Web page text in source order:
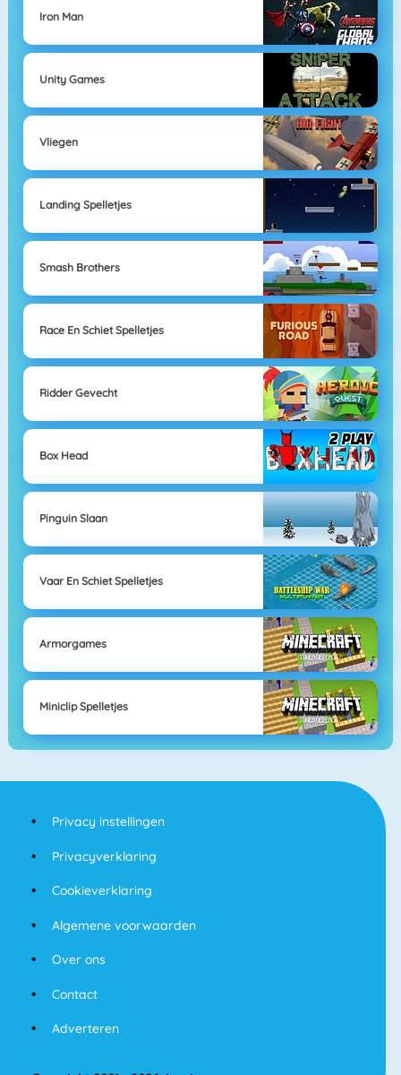
Iron Man
Unity Games
Vliegen
Landing Spelletjes
Smash Brothers
Race En Schiet Spelletjes
Ridder Gevecht
Box Head
Pinguin Slaan
Vaar En Schiet Spelletjes
Armorgames
Miniclip Spelletjes
Privacy instellingen
Privacyverklaring
Cookieverklaring
Algemene voorwaarden
Over ons
Contact
Adverteren